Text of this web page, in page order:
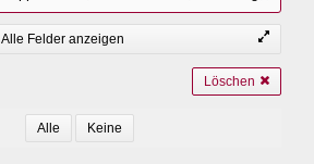
Alle Felder anzeigen
Löschen